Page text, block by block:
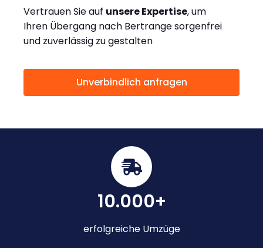
Vertrauen Sie auf unsere Expertise, um
Ihren Übergang nach Bertrange sorgenfrei
und zuverlässig zu gestalten
Unverbindlich anfragen
10.000+
erfolgreiche Umzüge